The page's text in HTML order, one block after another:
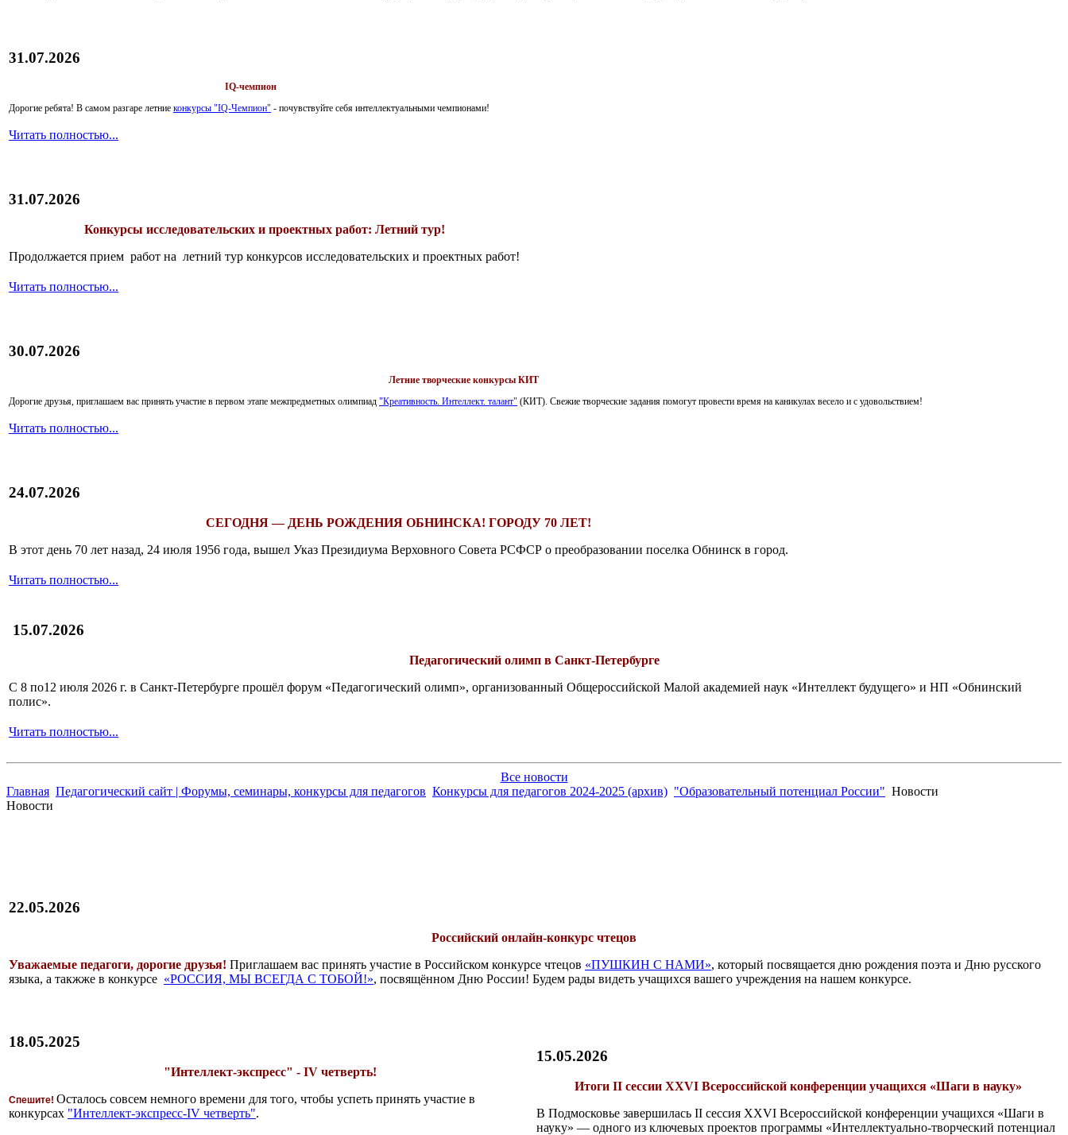
31.07.2026
IQ-чемпион
Дорогие ребята! В самом разгаре летние конкурсы "IQ-Чемпион" - почувствуйте себя интеллектуальными чемпионами!
Читать полностью...
31.07.2026
Конкурсы исследовательских и проектных работ: Летний тур!
Продолжается прием работ на летний тур конкурсов исследовательских и проектных работ!
Читать полностью...
30.07.2026
Летние творческие конкурсы КИТ
Дорогие друзья, приглашаем вас принять участие в первом этапе межпредметных олимпиад "Креативность. Интеллект. талант" (КИТ). Свежие творческие задания помогут провести время на каникулах весело и с удовольствием!
Читать полностью...
24.07.2026
СЕГОДНЯ — ДЕНЬ РОЖДЕНИЯ ОБНИНСКА! ГОРОДУ 70 ЛЕТ!
В этот день 70 лет назад, 24 июля 1956 года, вышел Указ Президиума Верховного Совета РСФСР о преобразовании поселка Обнинск в город.
Читать полностью...
15.07.2026
Педагогический олимп в Санкт-Петербурге
С 8 по12 июля 2026 г. в Санкт-Петербурге прошёл форум «Педагогический олимп», организованный Общероссийской Малой академией наук «Интеллект будущего» и НП «Обнинский
полис».
Читать полностью...
Все новости
Главная Педагогический сайт | Форумы, семинары, конкурсы для педагогов Конкурсы для педагогов 2024-2025 (архив) "Образовательный потенциал России" Новости
Новости
22.05.2026
Российский онлайн-конкурс чтецов
Уважаемые педагоги, дорогие друзья! Приглашаем вас принять участие в Российском конкурсе чтецов «ПУШКИН С НАМИ», который посвящается дню рождения поэта и Дню русского
языка, а такжже в конкурсе «РОССИЯ, МЫ ВСЕГДА С ТОБОЙ!», посвящённом Дню России! Будем рады видеть учащихся вашего учреждения на нашем конкурсе.
18.05.2025
"Интеллект-экспресс" - IV четверть!
Спешите! Осталось совсем немного времени для того, чтобы успеть принять участие в
конкурсах "Интеллект-экспресс-IV четверть".
15.05.2026
Итоги II сессии XXVI Всероссийской конференции учащихся «Шаги в науку»
В Подмосковье завершилась II сессия XXVI Всероссийской конференции учащихся «Шаги в
науку» — одного из ключевых проектов программы «Интеллектуально-творческий потенциал